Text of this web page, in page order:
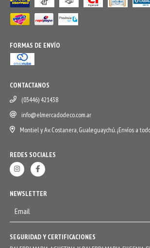
FORMAS DE ENVÍO
CONTACTANOS
(03446) 421438
info@elmercadodeco.com.ar
Montiel y Av. Costanera, Gualeguaychú. ¡Envíos a
REDES SOCIALES
NEWSLETTER
SEGURIDAD Y CERTIFICACIONES